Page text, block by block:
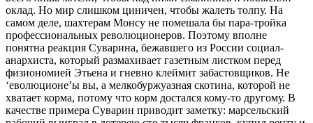
оклад. Но мир слишком циничен, чтобы жалеть толпу. На
самом деле, шахтерам Монсу не помешала бы пара-тройка
профессиональных революционеров. Поэтому вполне
понятна реакция Суварина, бежавшего из России социал-
анархиста, который размахивает газетным листком перед
физиономией Этьена и гневно клеймит забастовщиков. Не
‘еволюционе’ы вы, а мелкобуржуазная скотина, которой не
хватает корма, потому что корм достался кому-то другому. В
качестве примера Суварин приводит заметку: марсельский